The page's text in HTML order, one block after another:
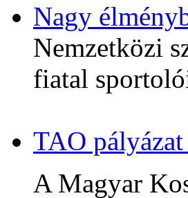
Nagy
Nemzetközi
fiatal
TAO
A Magyar